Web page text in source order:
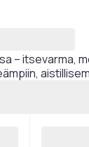
– itsevarma,